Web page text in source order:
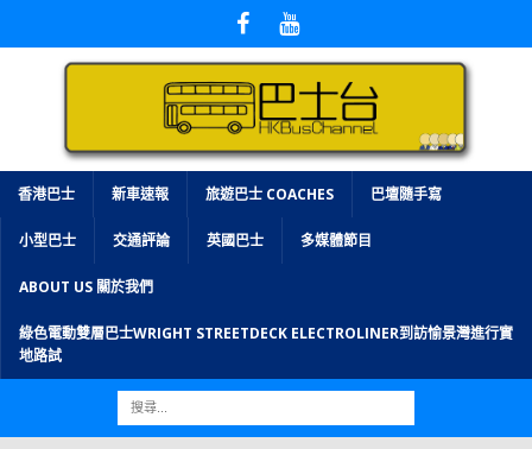
香港巴士 新車速報 旅遊巴士 COACHES 巴壇隨手寫
小型巴士 交通評論 英國巴士 多媒體節目
ABOUT US 關於我們
綠色電動雙層巴士WRIGHT STREETDECK ELECTROLINER到訪愉景灣進行實
地路試